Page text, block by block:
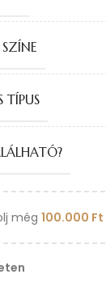
TÍPUS
még 100.000 Ft